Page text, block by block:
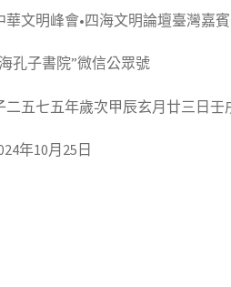
華文明峰會•四海文明論壇臺灣嘉
孔子書院”微信公眾號
二五七五年歲次甲辰玄月廿三日壬
年10月25日